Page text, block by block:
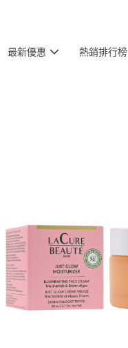
最新優惠 熱銷排行榜